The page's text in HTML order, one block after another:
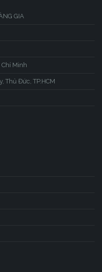
GIA
Minh
Thủ Đức, TP.HCM